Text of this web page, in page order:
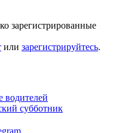
зарегистрированные
или зарегистрируйтесь.
водителей
субботник